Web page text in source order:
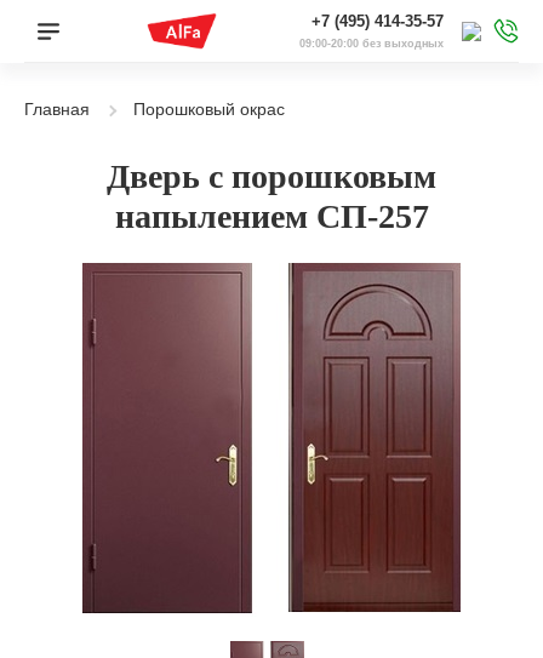
+7 (495) 414-35-57
09:00-20:00 без выходных
Главная Порошковый окрас
Дверь с порошковым
напылением СП-257